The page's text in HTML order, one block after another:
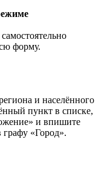
форму.
и населённого
пункт в списке,
и впишите
графу «Город».